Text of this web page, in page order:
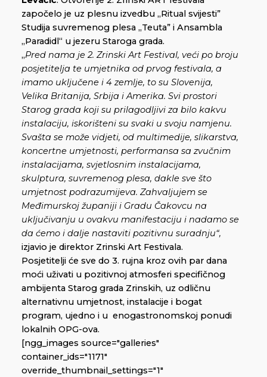
započelo je uz plesnu izvedbu „Ritual svijesti”
Studija suvremenog plesa „Teuta” i Ansambla
„Paradidl“ u jezeru Staroga grada.
„Pred nama je 2. Zrinski Art Festival, veći po broju
posjetitelja te umjetnika od prvog festivala, a
imamo uključene i 4 zemlje, to su Slovenija,
Velika Britanija, Srbija i Amerika. Svi prostori
Starog grada koji su prilagodljivi za bilo kakvu
instalaciju, iskorišteni su svaki u svoju namjenu.
Svašta se može vidjeti, od multimedije, slikarstva,
koncertne umjetnosti, performansa sa zvučnim
instalacijama, svjetlosnim instalacijama,
skulptura, suvremenog plesa, dakle sve što
umjetnost podrazumijeva. Zahvaljujem se
Međimurskoj županiji i Gradu Čakovcu na
uključivanju u ovakvu manifestaciju i nadamo se
da ćemo i dalje nastaviti pozitivnu suradnju“,
izjavio je direktor Zrinski Art Festivala.
Posjetitelji će sve do 3. rujna kroz ovih par dana
moći uživati u pozitivnoj atmosferi specifičnog
ambijenta Starog grada Zrinskih, uz odličnu
alternativnu umjetnost, instalacije i bogat
program, ujedno i u enogastronomskoj ponudi
lokalnih OPG-ova.
[ngg_images source="galleries"
container_ids="1171"
override_thumbnail_settings="1"